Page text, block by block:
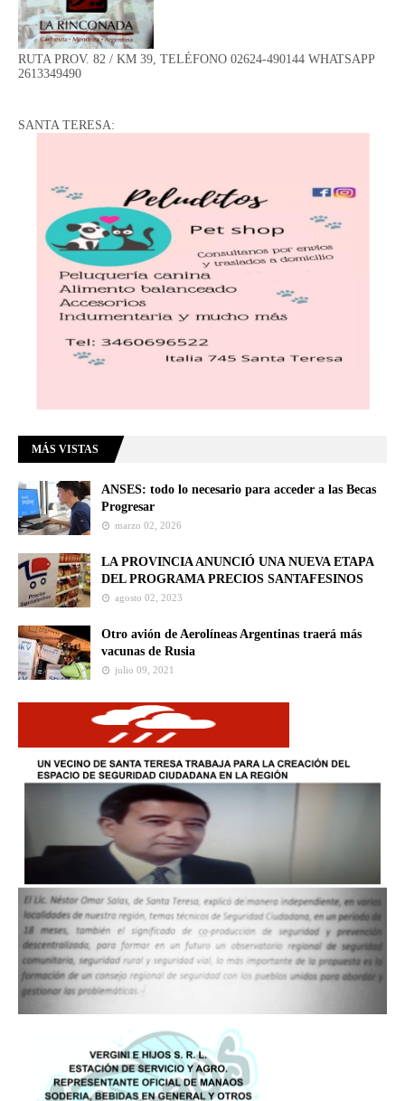
RUTA PROV. 82 / KM 39, TELÉFONO 02624-490144 WHATSAPP
2613349490
SANTA TERESA:
MÁS VISTAS
ANSES: todo lo necesario para acceder a las Becas
Progresar
marzo 02, 2026
LA PROVINCIA ANUNCIÓ UNA NUEVA ETAPA
DEL PROGRAMA PRECIOS SANTAFESINOS
agosto 02, 2023
Otro avión de Aerolíneas Argentinas traerá más
vacunas de Rusia
julio 09, 2021